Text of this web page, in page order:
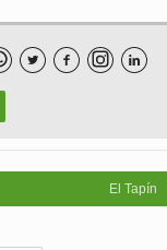
  
El Tapín